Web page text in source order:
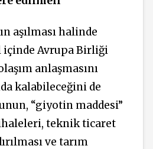
aşılması halinde
içinde Avrupa Birliği
anlaşmasını
kalabileceğini de
“giyotin maddesi”
teknik ticaret
ve tarım